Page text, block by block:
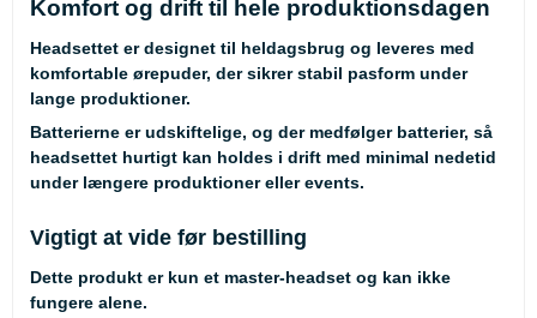
Komfort og drift til hele produktionsdagen
Headsettet er designet til heldagsbrug og leveres med
komfortable ørepuder, der sikrer stabil pasform under
lange produktioner.
Batterierne er udskiftelige, og der medfølger batterier, så
headsettet hurtigt kan holdes i drift med minimal nedetid
under længere produktioner eller events.
Vigtigt at vide før bestilling
Dette produkt er kun et master-headset og kan ikke
fungere alene.